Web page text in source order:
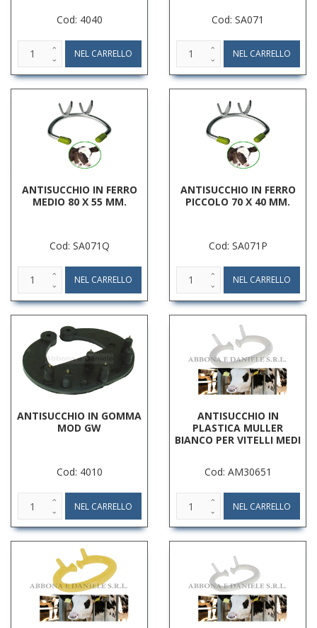
Cod: 4040 Cod: SA071
ANTISUCCHIO IN FERRO
MEDIO 80 X 55 MM.
Cod: SA071Q
ANTISUCCHIO IN FERRO
PICCOLO 70 X 40 MM.
Cod: SA071P
ANTISUCCHIO IN GOMMA
MOD GW
Cod: 4010
ANTISUCCHIO IN
PLASTICA MULLER
BIANCO PER VITELLI MEDI
Cod: AM30651